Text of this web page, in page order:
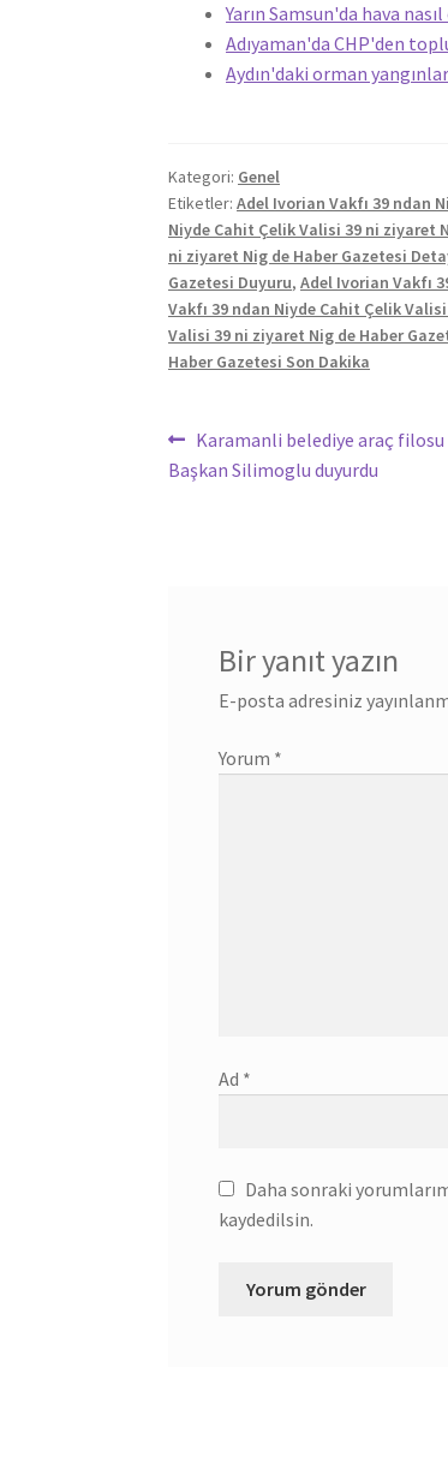
Yarın Samsun'da hava
Adıyaman'da CHP'den
Aydın'daki orman
Kategori: Genel
Etiketler:Adel Ivorian Vakfı 39 ndan
Niyde Cahit Çelik Valisi 39 ni ziyaret
ni ziyaret Nig de Haber Gazetesi
Gazetesi Duyuru,Adel Ivorian Vakfı
Vakfı 39 ndan Niyde Cahit Çelik
Valisi 39 ni ziyaret Nig de Haber
Haber Gazetesi Son Dakika
Yazı
gezinmesi
Önceki
yazı:
Karamanli belediye araç
Başkan Silimoglu duyurdu
Bir yanıt yazın
E-posta adresiniz
Yorum *
Ad *
Daha sonraki
kaydedilsin.